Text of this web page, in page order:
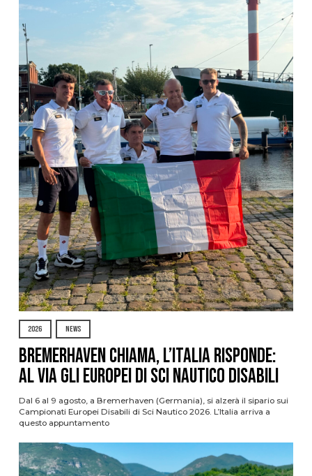
2026 NEWS
Bremerhaven chiama, l’Italia risponde:
al via gli Europei di Sci Nautico Disabili
Dal 6 al 9 agosto, a Bremerhaven (Germania), si alzerà il sipario sui
Campionati Europei Disabili di Sci Nautico 2026. L’Italia arriva a
questo appuntamento